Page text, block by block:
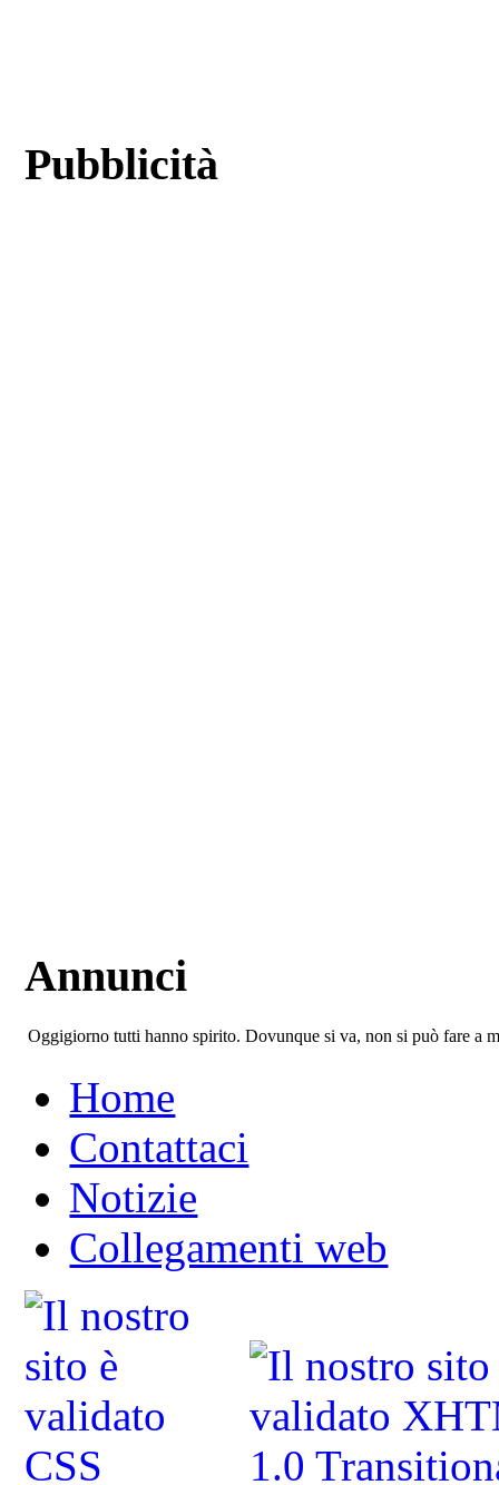
Pubblicità
Annunci
Oggigiorno tutti hanno spirito. Dovunque si va, non si può fare a
Home
Contattaci
Notizie
Collegamenti web